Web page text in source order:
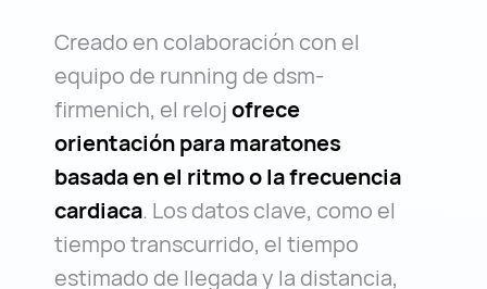
Creado en colaboración con el
equipo de running de dsm-
firmenich, el relojofrece
orientación para maratones
basada en el ritmo o la frecuencia
cardiaca. Los datos clave, como el
tiempo transcurrido, el tiempo
estimado de llegada y la distancia,